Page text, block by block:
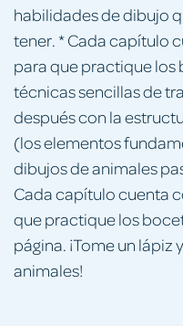
habilidades de dibujo
tener. * Cada capítulo
para que practique
técnicas sencillas de
después con la
(los elementos
dibujos de animales
Cada capítulo cuenta
que practique los
página. ¡Tome un
animales!